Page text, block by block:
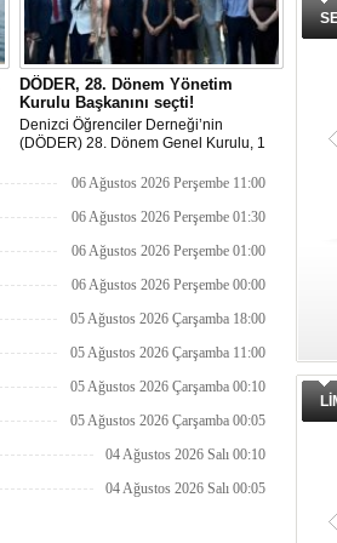
DÖDER, 28. Dönem Yönetim
Kurulu Başkanını seçti!
Denizci Öğrenciler Derneği’nin
(DÖDER) 28. Dönem Genel Kurulu, 1
Sanayicileri Birliği (GİSBİR) ev
06 Ağustos 2026 Perşembe 11:00
06 Ağustos 2026 Perşembe 01:30
06 Ağustos 2026 Perşembe 01:00
06 Ağustos 2026 Perşembe 00:00
05 Ağustos 2026 Çarşamba 18:00
05 Ağustos 2026 Çarşamba 11:00
05 Ağustos 2026 Çarşamba 00:10
05 Ağustos 2026 Çarşamba 00:05
04 Ağustos 2026 Salı 00:10
04 Ağustos 2026 Salı 00:05